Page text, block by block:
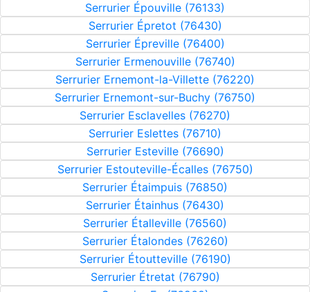
Serrurier Épouville (76133)
Serrurier Épretot (76430)
Serrurier Épreville (76400)
Serrurier Ermenouville (76740)
Serrurier Ernemont-la-Villette (76220)
Serrurier Ernemont-sur-Buchy (76750)
Serrurier Esclavelles (76270)
Serrurier Eslettes (76710)
Serrurier Esteville (76690)
Serrurier Estouteville-Écalles (76750)
Serrurier Étaimpuis (76850)
Serrurier Étainhus (76430)
Serrurier Étalleville (76560)
Serrurier Étalondes (76260)
Serrurier Étoutteville (76190)
Serrurier Étretat (76790)